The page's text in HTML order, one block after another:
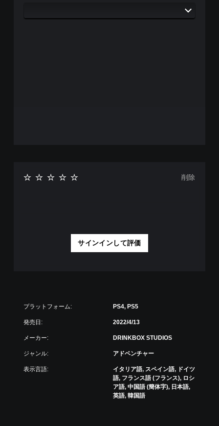
サインインして評価
削除
プラットフォーム: PS4, PS5
発売日: 2022/4/13
メーカー: DRINKBOX STUDIOS
ジャンル: アドベンチャー
表示言語:
イタリア語, スペイン語, ドイツ
語, フランス語 (フランス), ロシ
ア語, 中国語 (簡体字), 日本語,
英語, 韓国語